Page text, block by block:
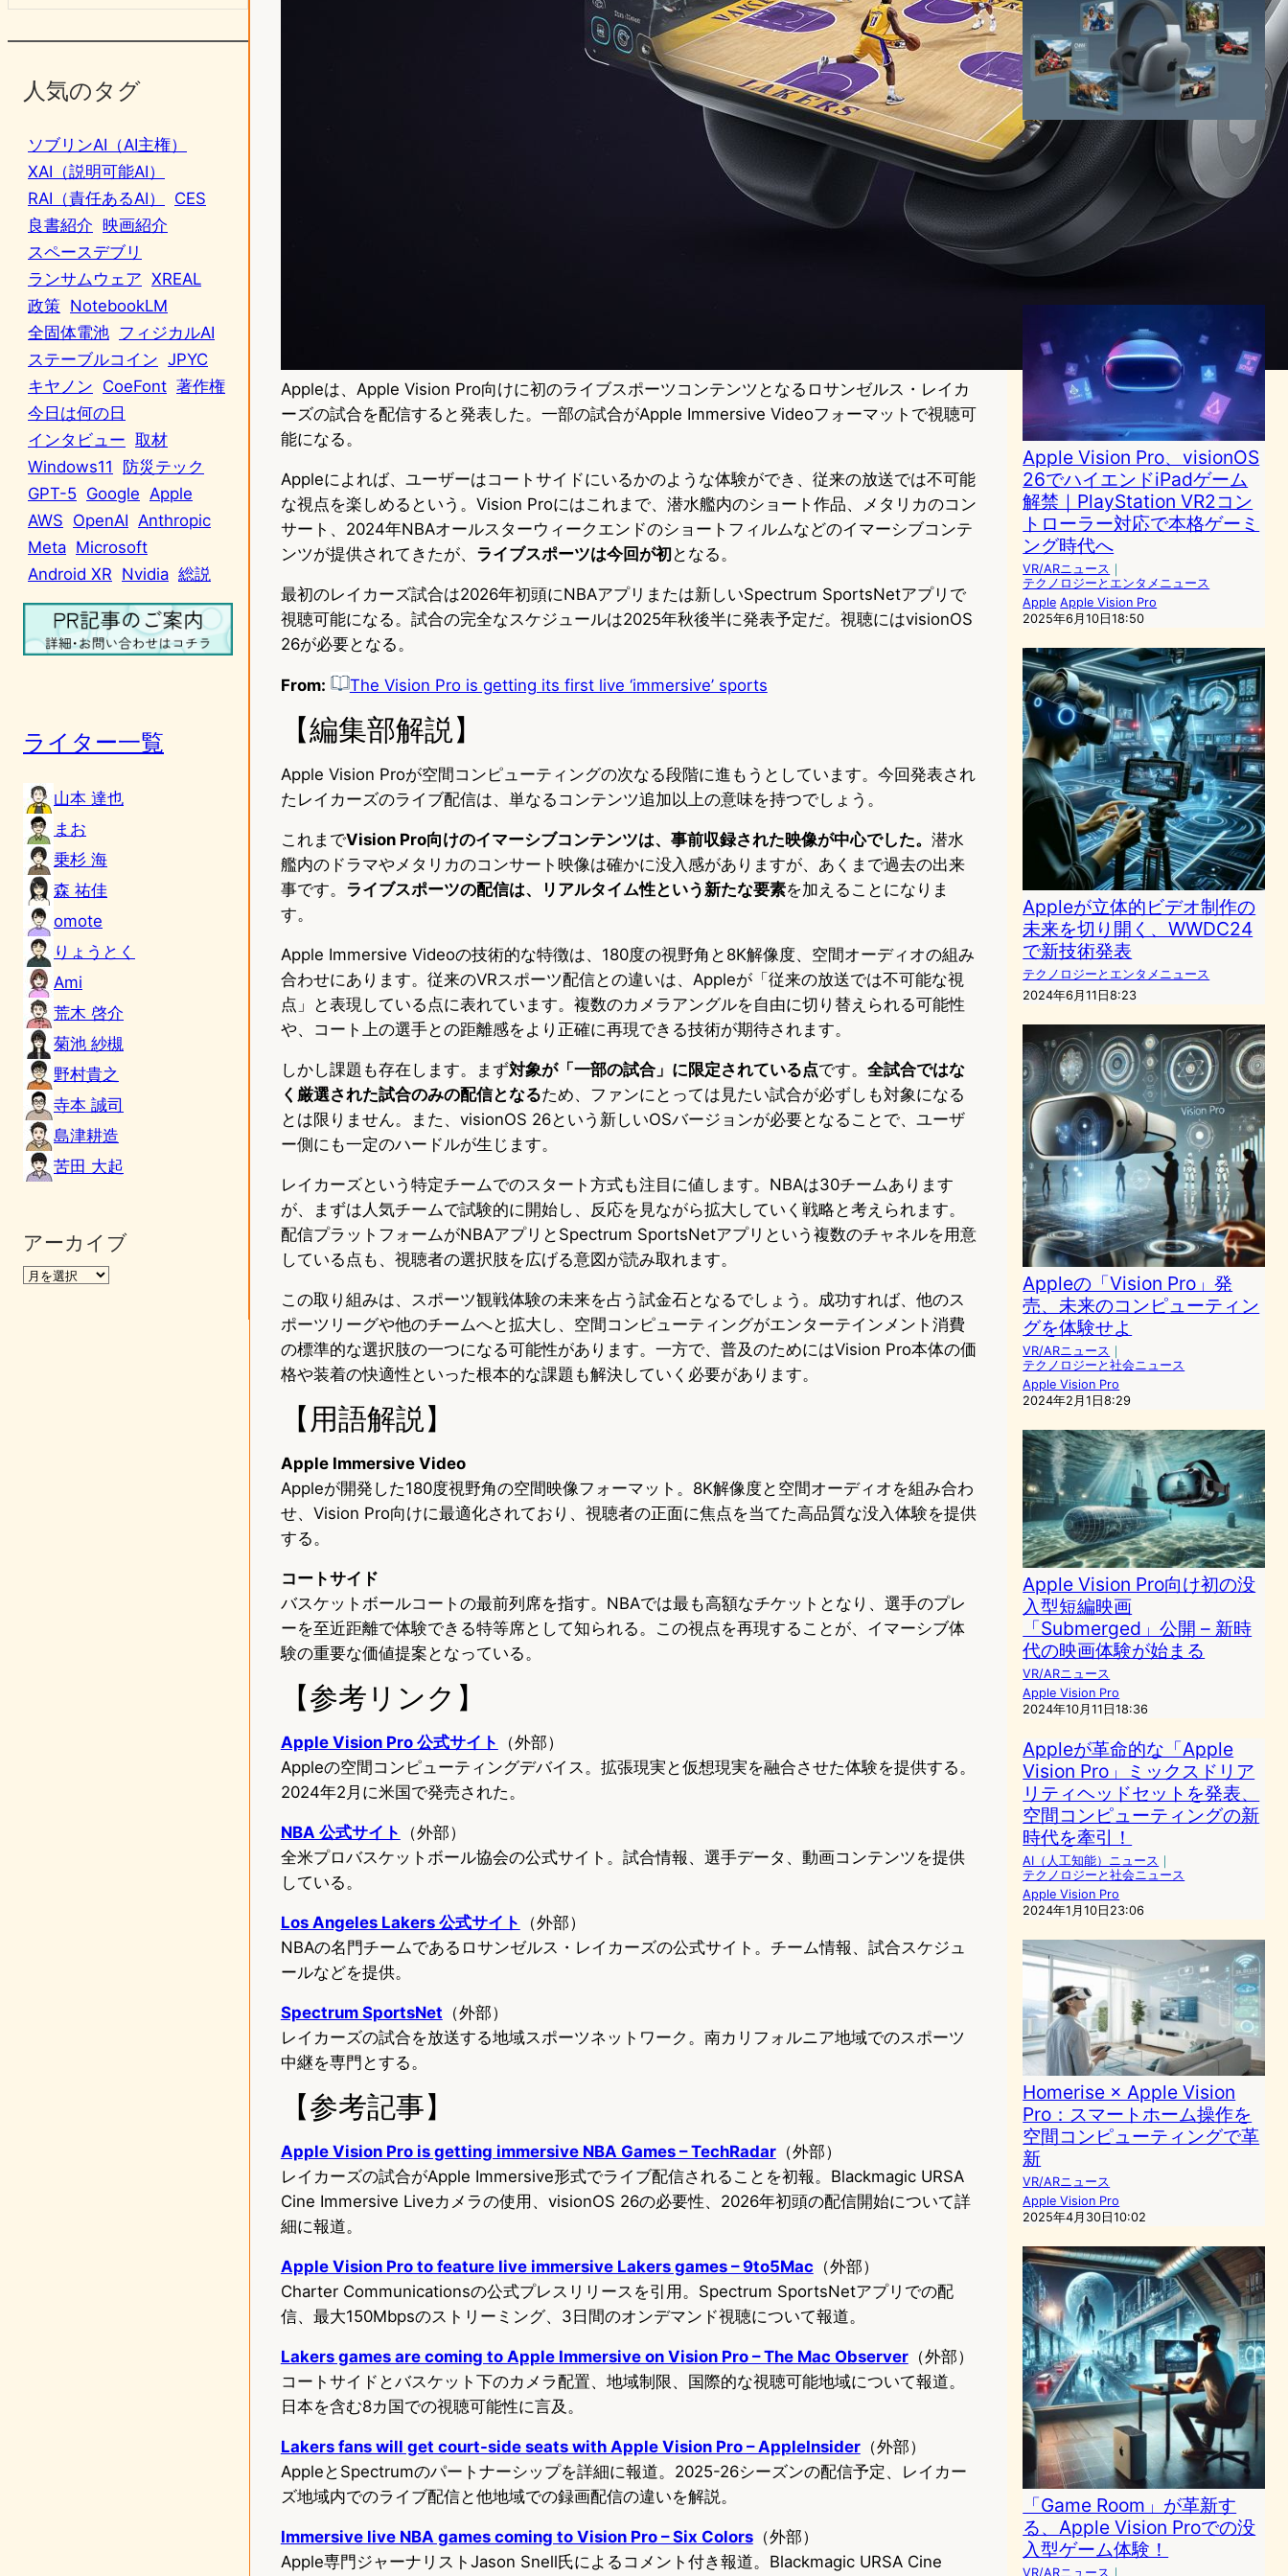
人気のタグ
ソブリンAI（AI主権）
XAI（説明可能AI）
RAI（責任あるAI）
CES
良書紹介 映画紹介
スペースデブリ
ランサムウェア XREAL
政策 NotebookLM
全固体電池 フィジカルAI
ステーブルコイン JPYC
キヤノン CoeFont 著作権
今日は何の日
インタビュー 取材
Windows11
防災テック
GPT-5 Google Apple
AWS OpenAI Anthropic
Meta Microsoft
Android XR Nvidia 総説
ライター一覧
山本 達也
まお
乗杉 海
森 祐佳
omote
りょうとく
Ami
荒木 啓介
菊池 紗槻
野村貴之
寺本 誠司
島津耕造
苦田 大起
アーカイブ
Appleは、Apple Vision Pro向けに初のライブスポーツコンテンツとなるロサンゼルス・レイカ
ーズの試合を配信すると発表した。一部の試合がApple Immersive Videoフォーマットで視聴可
能になる。
Appleによれば、ユーザーはコートサイドにいるかのような体験ができ、従来の放送では不可能
な視点を楽しめるという。Vision Proにはこれまで、潜水艦内のショート作品、メタリカのコン
サート、2024年NBAオールスターウィークエンドのショートフィルムなどのイマーシブコンテ
ンツが提供されてきたが、 ライブスポーツは今回が初となる。
最初のレイカーズ試合は2026年初頭にNBAアプリまたは新しいSpectrum SportsNetアプリで
視聴可能になる。試合の完全なスケジュールは2025年秋後半に発表予定だ。視聴にはvisionOS
26が必要となる。
From: The Vision Pro is getting its first live ‘immersive’ sports
【編集部解説】
Apple Vision Proが空間コンピューティングの次なる段階に進もうとしています。今回発表され
たレイカーズのライブ配信は、単なるコンテンツ追加以上の意味を持つでしょう。
これまでVision Pro向けのイマーシブコンテンツは、事前収録された映像が中心でした。 潜水
艦内のドラマやメタリカのコンサート映像は確かに没入感がありますが、あくまで過去の出来
事です。 ライブスポーツの配信は、リアルタイム性という新たな要素を加えることになりま
す。
Apple Immersive Videoの技術的な特徴は、180度の視野角と8K解像度、空間オーディオの組み
合わせにあります。従来のVRスポーツ配信との違いは、Appleが「従来の放送では不可能な視
点」と表現している点に表れています。複数のカメラアングルを自由に切り替えられる可能性
や、コート上の選手との距離感をより正確に再現できる技術が期待されます。
しかし課題も存在します。まず対象が「一部の試合」に限定されている点です。 全試合ではな
く厳選された試合のみの配信となるため、ファンにとっては見たい試合が必ずしも対象になる
とは限りません。また、visionOS 26という新しいOSバージョンが必要となることで、ユーザ
ー側にも一定のハードルが生じます。
レイカーズという特定チームでのスタート方式も注目に値します。NBAは30チームあります
が、まずは人気チームで試験的に開始し、反応を見ながら拡大していく戦略と考えられます。
配信プラットフォームがNBAアプリとSpectrum SportsNetアプリという複数のチャネルを用意
している点も、視聴者の選択肢を広げる意図が読み取れます。
この取り組みは、スポーツ観戦体験の未来を占う試金石となるでしょう。成功すれば、他のス
ポーツリーグや他のチームへと拡大し、空間コンピューティングがエンターテインメント消費
の標準的な選択肢の一つになる可能性があります。一方で、普及のためにはVision Pro本体の価
格や装着の快適性といった根本的な課題も解決していく必要があります。
【用語解説】
Apple Immersive Video
Appleが開発した180度視野角の空間映像フォーマット。8K解像度と空間オーディオを組み合わ
せ、Vision Pro向けに最適化されており、視聴者の正面に焦点を当てた高品質な没入体験を提供
する。
コートサイド
バスケットボールコートの最前列席を指す。NBAでは最も高額なチケットとなり、選手のプレ
ーを至近距離で体験できる特等席として知られる。この視点を再現することが、イマーシブ体
験の重要な価値提案となっている。
【参考リンク】
Apple Vision Pro 公式サイト
（外部）
Appleの空間コンピューティングデバイス。拡張現実と仮想現実を融合させた体験を提供する。
2024年2月に米国で発売された。
NBA 公式サイト
（外部）
全米プロバスケットボール協会の公式サイト。試合情報、選手データ、動画コンテンツを提供
している。
Los Angeles Lakers 公式サイト
（外部）
NBAの名門チームであるロサンゼルス・レイカーズの公式サイト。チーム情報、試合スケジュ
ールなどを提供。
Spectrum SportsNet （外部）
レイカーズの試合を放送する地域スポーツネットワーク。南カリフォルニア地域でのスポーツ
中継を専門とする。
【参考記事】
Apple Vision Pro is getting immersive NBA Games – TechRadar（外部）
レイカーズの試合がApple Immersive形式でライブ配信されることを初報。Blackmagic URSA
Cine Immersive Liveカメラの使用、visionOS 26の必要性、2026年初頭の配信開始について詳
細に報道。
Apple Vision Pro to feature live immersive Lakers games – 9to5Mac （外部）
Charter Communicationsの公式プレスリリースを引用。Spectrum SportsNetアプリでの配
信、最大150Mbpsのストリーミング、3日間のオンデマンド視聴について報道。
Lakers games are coming to Apple Immersive on Vision Pro – The Mac Observer（外部）
コートサイドとバスケット下のカメラ配置、地域制限、国際的な視聴可能地域について報道。
日本を含む8カ国での視聴可能性に言及。
Lakers fans will get court-side seats with Apple Vision Pro – AppleInsider（外部）
AppleとSpectrumのパートナーシップを詳細に報道。2025-26シーズンの配信予定、レイカー
ズ地域内でのライブ配信と他地域での録画配信の違いを解説。
Immersive live NBA games coming to Vision Pro – Six Colors（外部）
Apple専門ジャーナリストJason Snell氏によるコメント付き報道。Blackmagic URSA Cine
Apple Immersive Video新時
代、Red Bull・Audi・BBC
Promsなど7作品が順次配信
へ
VR/ARニュース｜
テクノロジーとエンタメニュース
Apple
Apple Vision Pro
2025年9月24日16:00
Apple Vision Pro、visionOS
26でハイエンドiPadゲーム
解禁｜PlayStation VR2コン
トローラー対応で本格ゲーミ
ング時代へ
VR/ARニュース ｜
テクノロジーとエンタメニュース
Apple Apple Vision Pro
2025年6月10日18:50
Appleが立体的ビデオ制作の
未来を切り開く、WWDC24
で新技術発表
テクノロジーとエンタメニュース
2024年6月11日8:23
Appleの「Vision Pro」発
売、未来のコンピューティン
グを体験せよ
VR/ARニュース ｜
テクノロジーと社会ニュース
Apple Vision Pro
2024年2月1日8:29
Apple Vision Pro向け初の没
入型短編映画
「Submerged」公開 – 新時
代の映画体験が始まる
VR/ARニュース
Apple Vision Pro
2024年10月11日18:36
Appleが革命的な「Apple
Vision Pro」ミックスドリア
リティヘッドセットを発表、
空間コンピューティングの新
時代を牽引！
AI（人工知能）ニュース ｜
テクノロジーと社会ニュース
Apple Vision Pro
2024年1月10日23:06
Homerise × Apple Vision
Pro：スマートホーム操作を
空間コンピューティングで革
新
VR/ARニュース
Apple Vision Pro
2025年4月30日10:02
「Game Room」が革新す
る、Apple Vision Proでの没
入型ゲーム体験！
VR/ARニュース ｜